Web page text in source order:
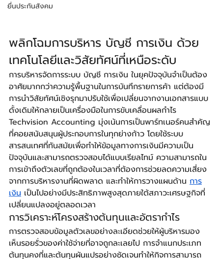
ยื่นประกันสังคม
พลิกโฉมการบริหาร บัญชี การเงิน ด้วย
เทคโนโลยีและวิสัยทัศน์ที่เหนือระดับ
การบริหารจัดการระบบ บัญชี การเงิน ในยุคปัจจุบันจำเป็นต้อง
อาศัยมากกว่าความรู้พื้นฐานในการบันทึกรายการค้า แต่ต้องมี
การนำวิสัยทัศน์เชิงรุกมาปรับใช้เพื่อเปลี่ยนจากงานเอกสารแบบ
ดั้งเดิมให้กลายเป็นเครื่องมือในการขับเคลื่อนผลกำไร
Techvision Accounting มุ่งเน้นการเป็นพาร์ทเนอร์คนสำคัญ
ที่คอยสนับสนุนผู้ประกอบการในทุกย่างก้าว โดยใช้ระบบ
สารสนเทศที่ทันสมัยเพื่อทำให้ข้อมูลทางการเงินมีความเป็น
ปัจจุบันและสามารถตรวจสอบได้แบบเรียลไทม์ ความสามารถใน
การเข้าถึงตัวเลขที่ถูกต้องในเวลาที่ต้องการช่วยลดความเสี่ยง
จากการบริหารงานที่ผิดพลาด และทำให้การวางแผนด้าน การ
เงิน เป็นไปอย่างมีประสิทธิภาพสูงสุดภายใต้สภาวะเศรษฐกิจที่
เปลี่ยนแปลงอยู่ตลอดเวลา
การวิเคราะห์โครงสร้างต้นทุนและอัตรากำไร
การตรวจสอบข้อมูลตัวเลขอย่างละเอียดช่วยให้ผู้บริหารมอง
เห็นรอยรั่วของค่าใช้จ่ายที่อาจถูกละเลยไป การจำแนกประเภท
ต้นทุนคงที่และต้นทุนผันแปรอย่างชัดเจนทำให้กิจการสามารถ